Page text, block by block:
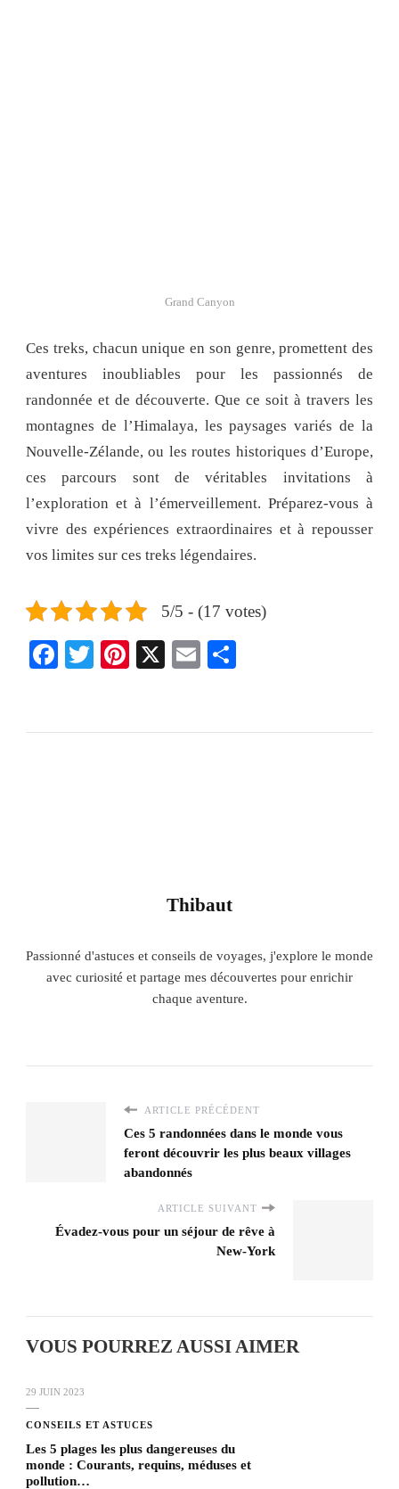
Grand Canyon
Ces treks, chacun unique en son genre, promettent des
aventures inoubliables pour les passionnés de
randonnée et de découverte. Que ce soit à travers les
montagnes de l’Himalaya, les paysages variés de la
Nouvelle-Zélande, ou les routes historiques d’Europe,
ces parcours sont de véritables invitations à
l’exploration et à l’émerveillement. Préparez-vous à
vivre des expériences extraordinaires et à repousser
vos limites sur ces treks légendaires.
5/5 - (17 votes)
Facebook
TwitterPinterest
X Email
Thibaut
Passionné d'astuces et conseils de voyages, j'explore le monde
avec curiosité et partage mes découvertes pour enrichir
chaque aventure.
ARTICLE PRÉCÉDENT
Ces 5 randonnées dans le monde vous
feront découvrir les plus beaux villages
abandonnés
ARTICLE SUIVANT
Évadez-vous pour un séjour de rêve à
New-York
VOUS POURREZ AUSSI AIMER
29 JUIN 2023
CONSEILS ET ASTUCES
Les 5 plages les plus dangereuses du
monde : Courants, requins, méduses et
pollution…